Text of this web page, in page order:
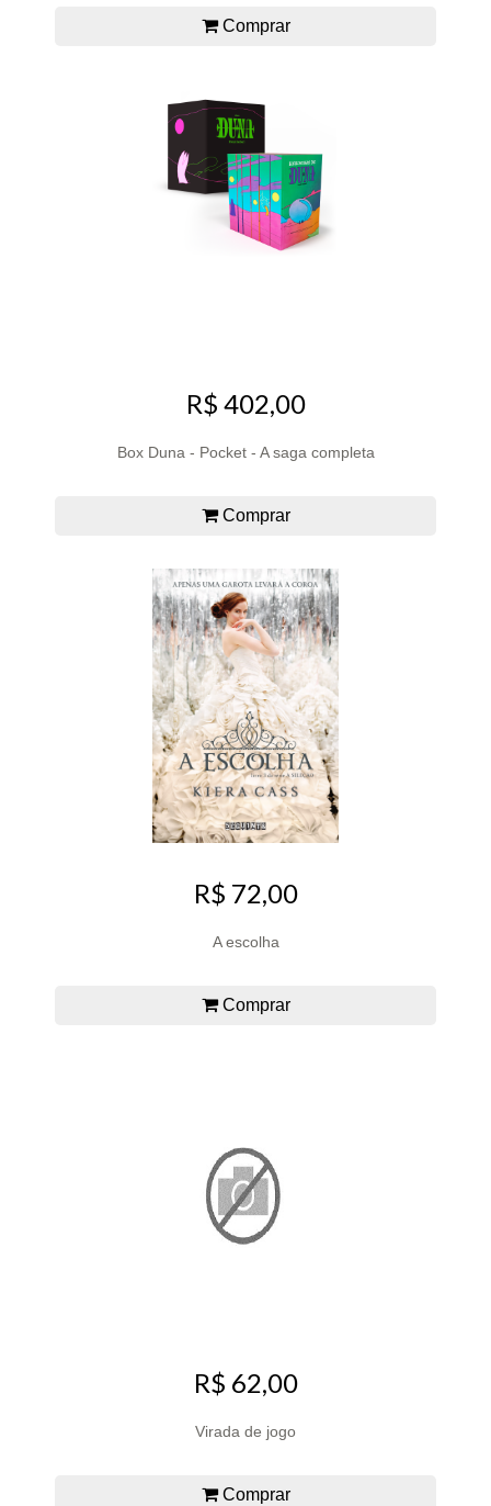
Comprar
R$ 402,00
Box Duna - Pocket - A saga completa
Comprar
R$ 72,00
A escolha
Comprar
R$ 62,00
Virada de jogo
Comprar